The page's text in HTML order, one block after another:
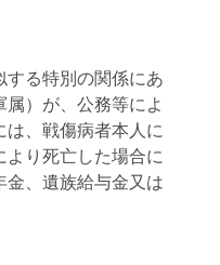
する特別の関係にあ
）が、公務等によ
は、戦傷病者本人に
り死亡した場合に
金、遺族給与金又は